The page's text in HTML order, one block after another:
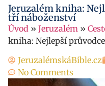
Jeruzalém kniha:
tří náboženství
Úvod » Jeruzalém »
kniha: Nejlepší
JeruzalémskáBible.cz
No Comments